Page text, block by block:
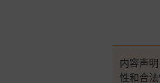
内容声
性和合